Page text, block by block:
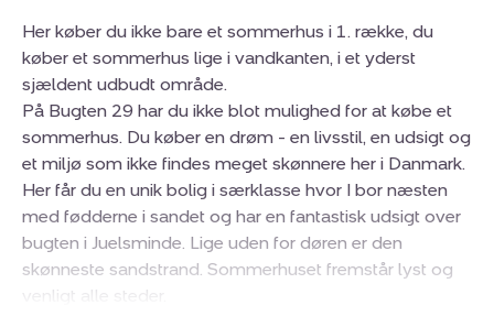
Her køber du ikke bare et sommerhus i 1. række, du
køber et sommerhus lige i vandkanten, i et yderst
sjældent udbudt område.
På Bugten 29 har du ikke blot mulighed for at købe et
sommerhus. Du køber en drøm - en livsstil, en udsigt og
et miljø som ikke findes meget skønnere her i Danmark.
Her får du en unik bolig i særklasse hvor I bor næsten
med fødderne i sandet og har en fantastisk udsigt over
bugten i Juelsminde. Lige uden for døren er den
skønneste sandstrand. Sommerhuset fremstår lyst og
venligt alle steder.